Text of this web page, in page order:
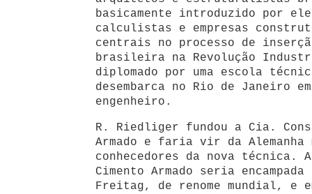
basicamente introduzido por
calculistas e empresas
centrais no processo de
brasileira na Revolução
diplomado por uma escola
desembarca no Rio de Janeiro
engenheiro.
R. Riedliger fundou a Cia.
Armado e faria vir da Alemanha
conhecedores da nova técnica.
Cimento Armado seria
Freitag, de renome mundial, e